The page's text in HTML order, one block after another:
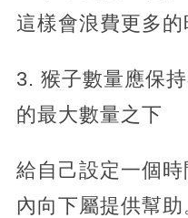
這樣會浪費更多的
3. 猴子數量應保
的最大數量之下
給自己設定一個
內向下屬提供幫助